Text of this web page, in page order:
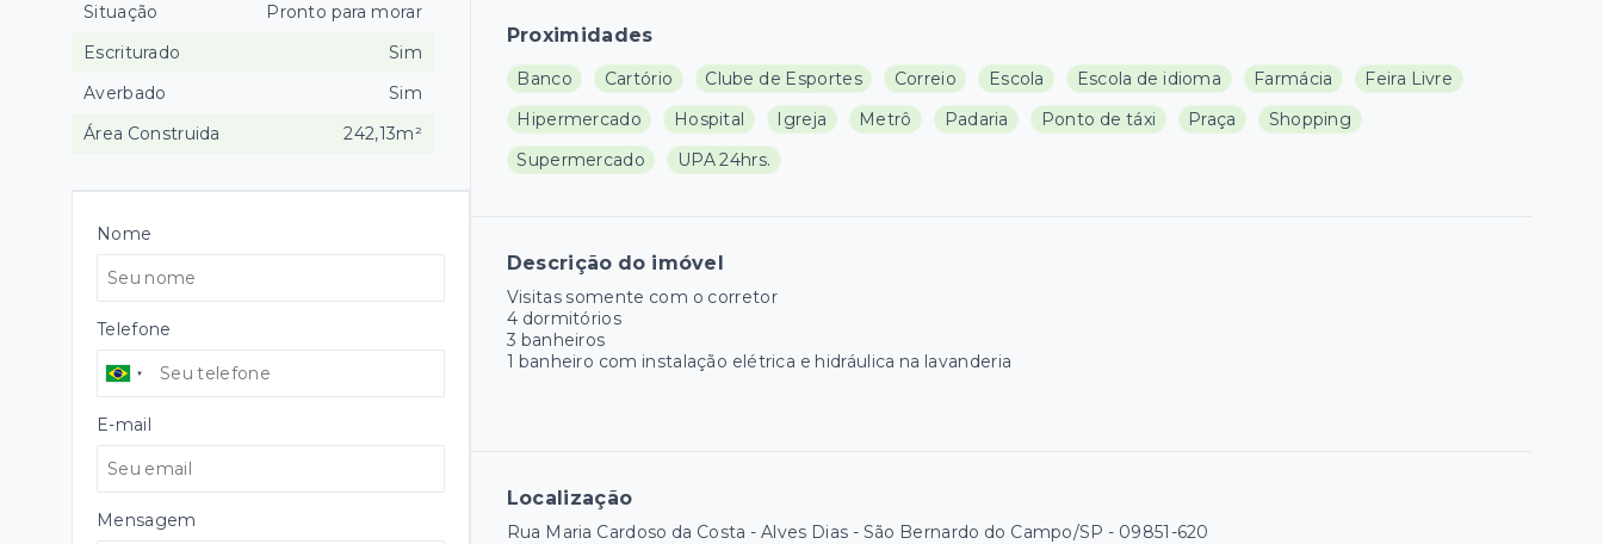
Proximidades
Banco Cartório Clube de Esportes Correio Escola Escola de idioma Farmácia
Feira Livre
Hipermercado
Hospital Igreja Metrô Padaria Ponto de táxi Praça
Shopping
Supermercado
UPA 24hrs.
Descrição do imóvel
Visitas somente com o corretor
4 dormitórios
3 banheiros
1 banheiro com instalação elétrica e hidráulica na lavanderia
Localização
Rua Maria Cardoso da Costa - Alves Dias - São Bernardo do Campo/SP - 09851-620
Situação
Pronto para morar
Escriturado
Sim
Averbado
Sim
Área Construida
242,13m²
Nome
Telefone
E-mail
Mensagem